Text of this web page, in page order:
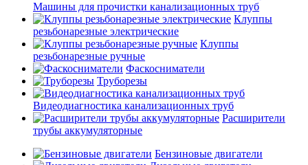
Машины для прочистки канализационных труб
Клуппы
резьбонарезные электрические
Клуппы
резьбонарезные ручные
Фаскосниматели
Труборезы
Видеодиагностика канализационных труб
Расширители
трубы аккумуляторные
Бензиновые двигатели